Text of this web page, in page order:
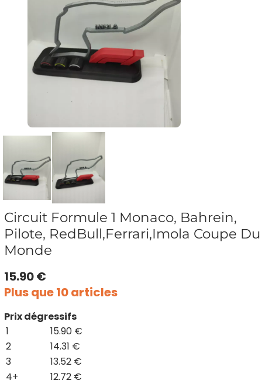
Circuit Formule 1 Monaco, Bahrein,
Pilote, RedBull,Ferrari,Imola Coupe Du
Monde
15.90 €
Plus que 10 articles
Prix dégressifs
1
15.90 €
2
14.31 €
3
13.52 €
4+
12.72 €